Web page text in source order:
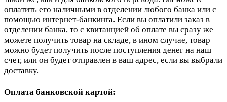
оплатить его наличными в отделении любого банка или с
помощью интернет-банкинга. Если вы оплатили заказ в
отделении банка, то с квитанцией об оплате вы сразу же
можете получить товар на складе, в ином случае, товар
можно будет получить после поступления денег на наш
счет, или он будет отправлен в ваш адрес, если вы выбрали
доставку.
Оплата банковской картой: